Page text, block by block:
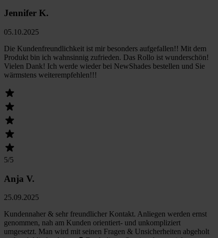
Jennifer K.
05.10.2025
Die Kundenfreundlichkeit ist mir besonders aufgefallen!! Mit dem
Produkt bin ich wahnsinnig zufrieden. Das Rollo ist wunderschön!
Vielen Dank! Ich werde wieder bei NewShades bestellen und Sie
wärmstens weiterempfehlen!!!
5/5
Anja V.
25.09.2025
Kundennaher & sehr freundlicher Kontakt. Anliegen werden ernst
genommen, nah am Kunden orientiert- und unkompliziert
umgesetzt. Man wird mit seinen Fragen & Unsicherheiten abgeholt